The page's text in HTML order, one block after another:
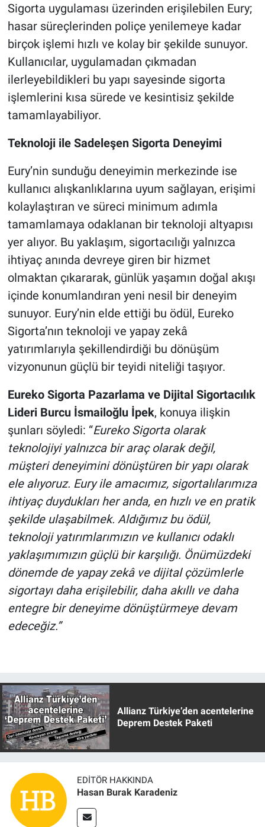
Sigorta uygulaması üzerinden erişilebilen Eury;
hasar süreçlerinden poliçe yenilemeye kadar
birçok işlemi hızlı ve kolay bir şekilde sunuyor.
Kullanıcılar, uygulamadan çıkmadan
ilerleyebildikleri bu yapı sayesinde sigorta
işlemlerini kısa sürede ve kesintisiz şekilde
tamamlayabiliyor.
Teknoloji ile Sadeleşen Sigorta Deneyimi
Eury’nin sunduğu deneyimin merkezinde ise
kullanıcı alışkanlıklarına uyum sağlayan, erişimi
kolaylaştıran ve süreci minimum adımla
tamamlamaya odaklanan bir teknoloji altyapısı
yer alıyor. Bu yaklaşım, sigortacılığı yalnızca
ihtiyaç anında devreye giren bir hizmet
olmaktan çıkararak, günlük yaşamın doğal akışı
içinde konumlandıran yeni nesil bir deneyim
sunuyor. Eury’nin elde ettiği bu ödül, Eureko
Sigorta’nın teknoloji ve yapay zekâ
yatırımlarıyla şekillendirdiği bu dönüşüm
vizyonunun güçlü bir teyidi niteliği taşıyor.
Eureko Sigorta Pazarlama ve Dijital Sigortacılık
Lideri Burcu İsmailoğlu İpek, konuya ilişkin
şunları söyledi: “Eureko Sigorta olarak
teknolojiyi yalnızca bir araç olarak değil,
müşteri deneyimini dönüştüren bir yapı olarak
ele alıyoruz. Eury ile amacımız, sigortalılarımıza
ihtiyaç duydukları her anda, en hızlı ve en pratik
şekilde ulaşabilmek. Aldığımız bu ödül,
teknoloji yatırımlarımızın ve kullanıcı odaklı
yaklaşımımızın güçlü bir karşılığı. Önümüzdeki
dönemde de yapay zekâ ve dijital çözümlerle
sigortayı daha erişilebilir, daha akıllı ve daha
entegre bir deneyime dönüştürmeye devam
edeceğiz.”
Allianz Türkiye’den acentelerine
Deprem Destek Paketi
EDITÖR HAKKINDA
Hasan Burak Karadeniz